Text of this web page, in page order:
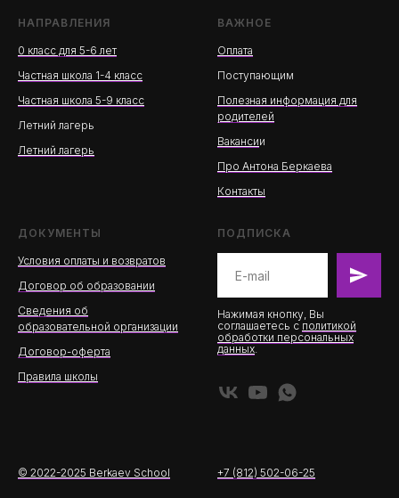
НАПРАВЛЕНИЯ
0 класс для 5-6 лет
Частная школа 1-4 класс
Частная школа 5-9 класс
Летний лагерь
Летний лагерь
ВАЖНОЕ
Оплата
Поступающим
Полезная информация для
родителей
Вакансии
Про Антона Беркаева
Контакты
ДОКУМЕНТЫ
Условия оплаты и возвратов
Договор об образовании
Сведения об
образовательной организации
Договор-оферта
Правила школы
ПОДПИСКА
Нажимая кнопку, Вы
соглашаетесь с политикой
обработки персональных
данных.
© 2022-2025 Berkaev School +7 (812) 502-06-25